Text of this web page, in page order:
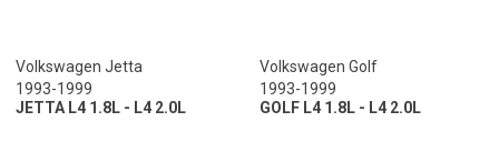
Volkswagen Jetta
1993-1999
JETTA L4 1.8L - L4 2.0L
Volkswagen Golf
1993-1999
GOLF L4 1.8L - L4 2.0L